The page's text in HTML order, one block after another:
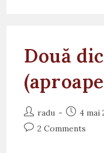
Două
Post
author:
radu
Post
published:
4 mai
Post2 Comments